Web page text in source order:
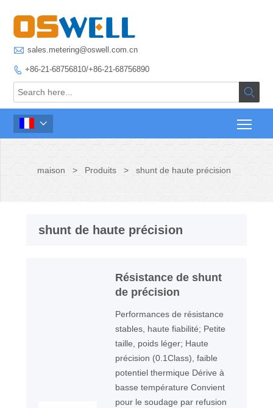
 sales.metering@oswell.com.cn
 +86-21-68756810/+86-21-68756890


maison > Produits > shunt de haute précision
shunt de haute précision
Résistance de shunt
de précision
Performances de résistance
stables, haute fiabilité; Petite
taille, poids léger; Haute
précision (0.1Class), faible
potentiel thermique Dérive à
basse température Convient
pour le soudage par refusion